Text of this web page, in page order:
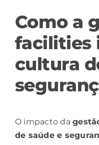
Como a
facilities
cultura
O impacto da
de saúde e